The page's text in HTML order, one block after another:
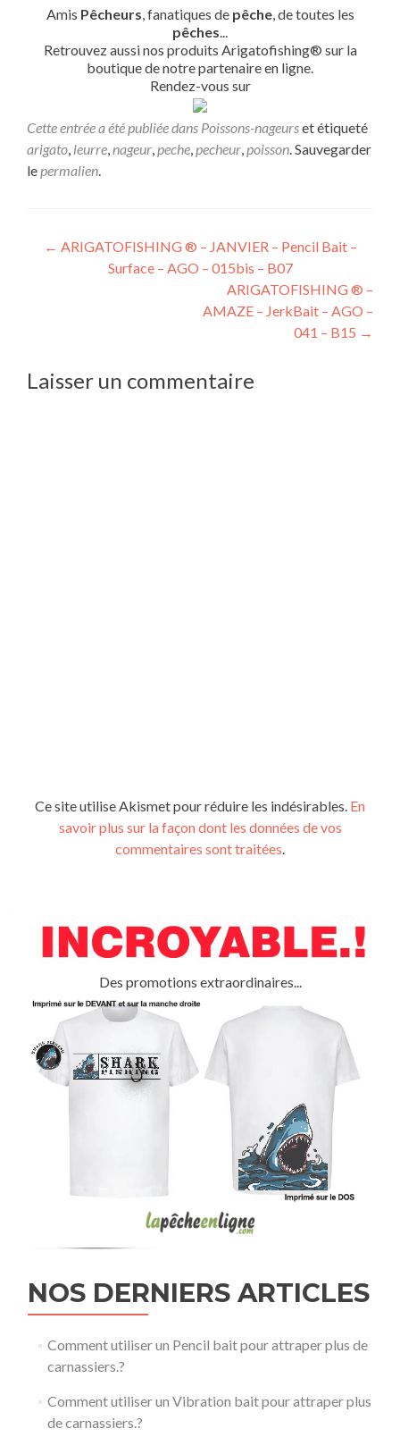
Amis Pêcheurs, fanatiques de pêche, de toutes les
pêches...
Retrouvez aussi nos produits Arigatofishing® sur la
boutique de notre partenaire en ligne.
Rendez-vous sur
Cette entrée a été publiée dans Poissons-nageurset étiqueté
arigato, leurre,nageur,peche,pecheur,poisson. Sauvegarder
lepermalien.
← ARIGATOFISHING ® – JANVIER – Pencil Bait –
Surface – AGO – 015bis – B07
ARIGATOFISHING ® –
AMAZE – JerkBait – AGO –
041 – B15 →
Laisser un commentaire
Ce site utilise Akismet pour réduire les indésirables. En
savoir plus sur la façon dont les données de vos
commentaires sont traitées.
Des promotions extraordinaires...
NOS DERNIERS ARTICLES
Comment utiliser un Pencil bait pour attraper plus de
carnassiers.?
Comment utiliser un Vibration bait pour attraper plus
de carnassiers.?